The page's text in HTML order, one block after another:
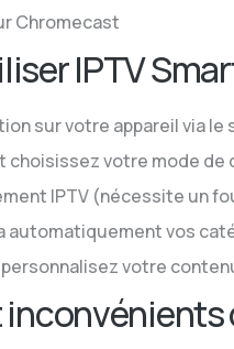
Chromecast
IPTV
sur votre appareil via
choisissez votre mode de
IPTV (nécessite un
automatiquement vos
votre